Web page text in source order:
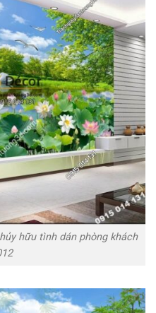
hữu tình dán phòng khách